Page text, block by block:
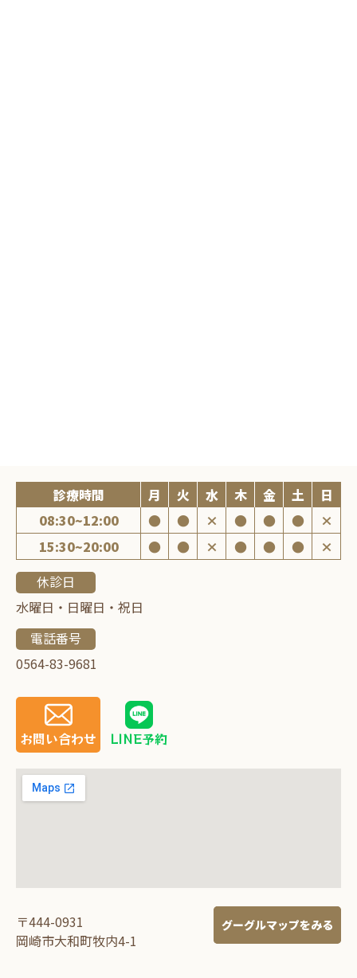
診療時間 月 火 水 木 金 土
日
08:30~12:00
● ● × ● ● ●
×
15:30~20:00
● ● × ● ● ●
×
休診日
水曜日・日曜日・祝日
電話番号
0564-83-9681
お問い合わせ LINE予約
〒444-0931
岡崎市大和町牧内4-1
グーグルマップをみる